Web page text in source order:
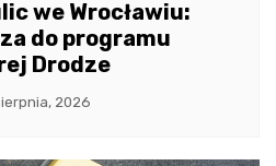
we Wrocławiu:
do programu
Drodze
2026